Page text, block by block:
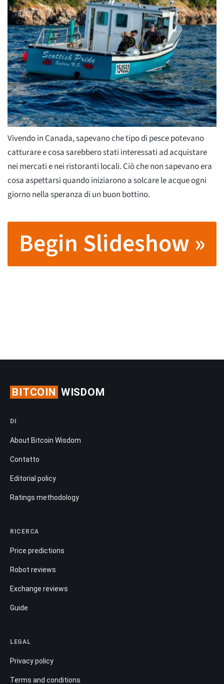
Vivendo in Canada, sapevano che tipo di pesce potevano
catturare e cosa sarebbero stati interessati ad acquistare
nei mercati e nei ristoranti locali. Ciò che non sapevano era
cosa aspettarsi quando iniziarono a solcare le acque ogni
giorno nella speranza di un buon bottino.
Begin Slideshow »
BITCOIN WISDOM
DI
About Bitcoin Wisdom
Contatto
Editorial policy
Ratings methodology
RICERCA
Price predictions
Robot reviews
Exchange reviews
Guide
LEGAL
Privacy policy
Terms and conditions